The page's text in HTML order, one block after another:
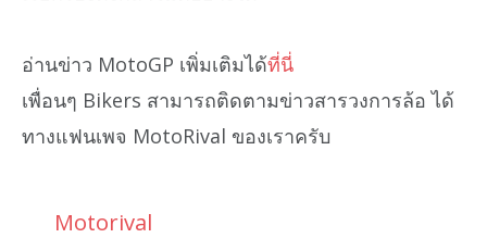
อ่านข่าว MotoGP เพิ่มเติมได้ที่นี่
เพื่อนๆ Bikers สามารถติดตามข่าวสารวงการล้อ ได้
ทางแฟนเพจ MotoRival ของเราครับ
Motorival